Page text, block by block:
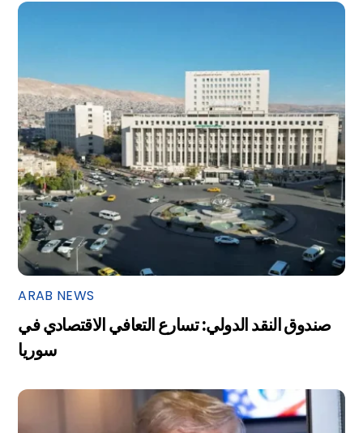
ARAB NEWS
صندوق النقد الدولي: تسارع التعافي الاقتصادي في
سوريا